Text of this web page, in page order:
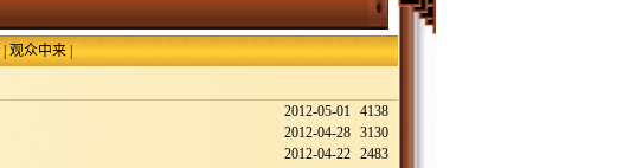
观众中来
2012-05-01
4138
2012-04-28
3130
2012-04-22
2483